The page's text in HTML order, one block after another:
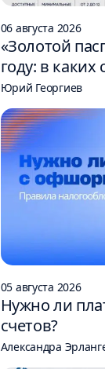
06 августа 2026
«Золотой
году: в
гражданство
Юрий Георгиев
05 августа 2026
Нужно ли
счетов?
Александра